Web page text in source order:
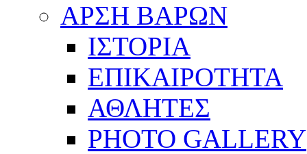
ΑΡΣΗ ΒΑΡΩΝ
ΙΣΤΟΡΙΑ
ΕΠΙΚΑΙΡΟΤΗΤΑ
ΑΘΛΗΤΕΣ
PHOTO GALLERY